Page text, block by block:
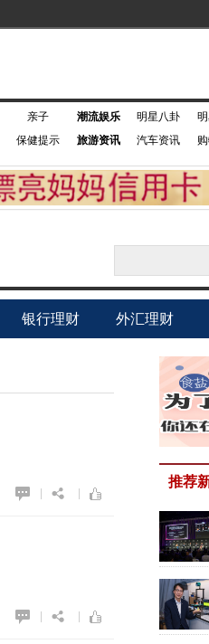
亲子
保健提示
潮流娱乐 明星八卦
旅游资讯
汽车资讯
银行理财 外汇理财
推荐